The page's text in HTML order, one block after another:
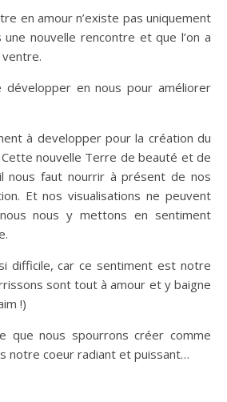
en amour n’existe pas uniquement
nouvelle rencontre et que l’on a
en nous pour améliorer
à developper pour la création du
nouvelle Terre de beauté et de
nous faut nourrir à présent de nos
Et nos visualisations ne peuvent
nous y mettons en sentiment
difficile, car ce sentiment est notre
sont tout à amour et y baigne
!)
que nous spourrons créer comme
notre coeur radiant et puissant…